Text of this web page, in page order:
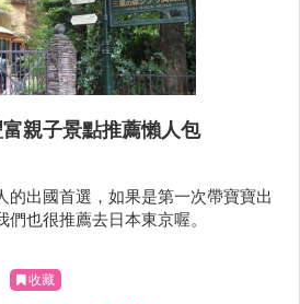
親子景點推薦懶人包
的出國首選，如果是第一次帶寶寶出
也很推薦去日本東京喔。
收藏